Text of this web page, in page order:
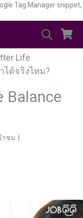
Tag Manager snippet,
Life
ได้จริงไหม?
าชม